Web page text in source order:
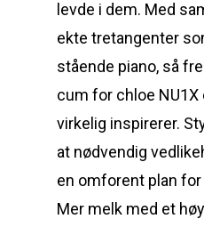
levde i dem. Med
ekte tretangenter
stående piano, så
cum for chloe
virkelig inspirerer.
at nødvendig
en omforent plan
Mer melk med et